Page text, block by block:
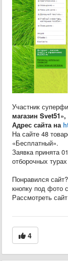
Участник
магазин Svet51
Адрес сайта на
На сайте 48
«Бесплатный».
Заявка принята
отборочных
Понравился
кнопку под фото
Рассмотреть
4